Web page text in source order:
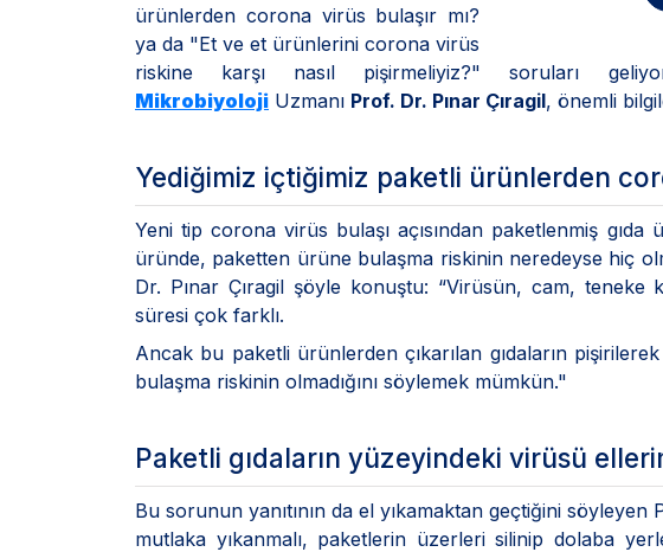
ürünlerden corona virüs bulaşır mı?
ya da "Et ve et ürünlerini corona virüs
riskine karşı nasıl pişirmeliyiz?" soruları
Mikrobiyoloji Uzmanı Prof. Dr. Pınar Çıragil, önemli
Yediğimiz içtiğimiz paketli ürünlerden
Yeni tip corona virüs bulaşı açısından paketlenmiş
üründe, paketten ürüne bulaşma riskinin neredeyse hiç
Dr. Pınar Çıragil şöyle konuştu: “Virüsün, cam,
süresi çok farklı.
Ancak bu paketli ürünlerden çıkarılan gıdaların
bulaşma riskinin olmadığını söylemek mümkün."
Paketli gıdaların yüzeyindeki virüsü
Bu sorunun yanıtının da el yıkamaktan geçtiğini söyleyen
mutlaka yıkanmalı, paketlerin üzerleri silinip dolaba